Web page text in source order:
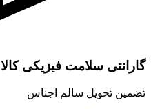
گارانتی سلامت فیزیکی کالا
تضمین تحویل سالم اجناس